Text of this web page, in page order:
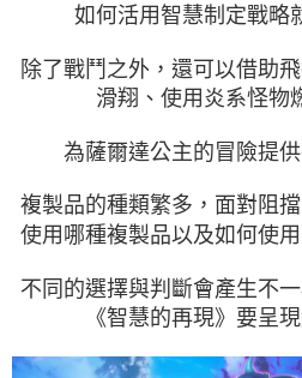
如何活用智慧制定戰略
除了戰鬥之外，還可以借助
滑翔、使用炎系怪物
為薩爾達公主的冒險提
複製品的種類繁多，面對阻
使用哪種複製品以及如何使
不同的選擇與判斷會產生不
《智慧的再現》要呈